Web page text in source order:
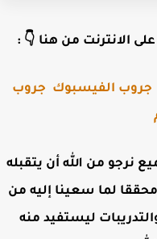
الانترنت من هنا 👇 :
الفيسبوك جروب
نرجو من الله أن يتقبله
لما سعينا إليه من
ليستفيد منه